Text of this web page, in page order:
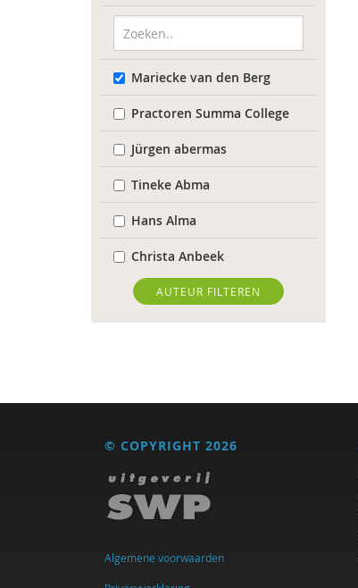
Mariecke van den Berg
Practoren Summa College
Jürgen abermas
Tineke Abma
Hans Alma
Christa Anbeek
Daan Andriessen
Dieuwertje Bakker
Krijn van Beek
medewerking van Harry
Kunneman)
Frans Berkers
AUTEUR FILTEREN
© COPYRIGHT 2026
Algemene voorwaarden